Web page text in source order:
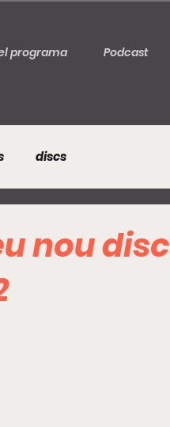
programa Podcast
discs
nou disc